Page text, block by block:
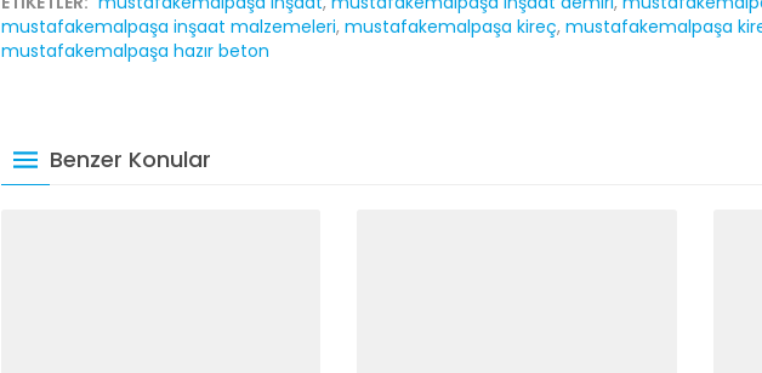
mustafakemalpaşa inşaat malzemeleri, mustafakemalpaşa kireç, mustafakemalpaşa
mustafakemalpaşa hazır beton
Benzer Konular